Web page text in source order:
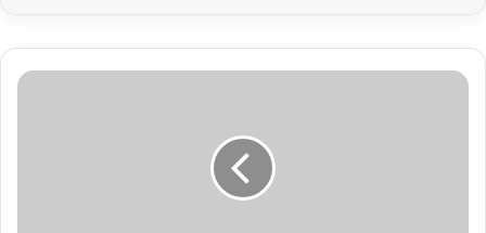
Jovem